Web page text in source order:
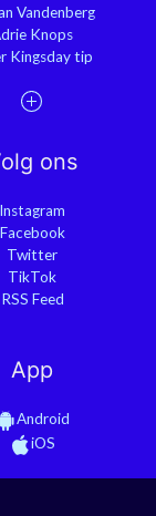
Vandenberg
Knops
Kingsday tip
ons
Instagram
Facebook
Twitter
TikTok
RSS Feed
App
Android
iOS